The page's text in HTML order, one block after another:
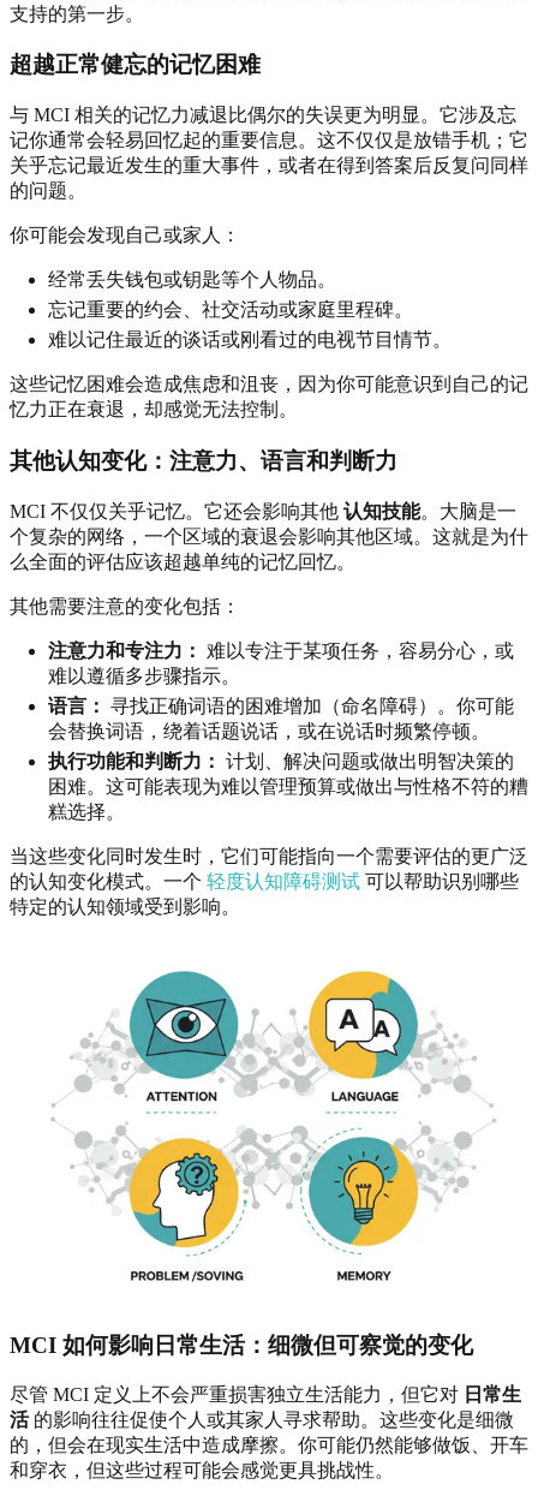
支持的第一步。
超越正常健忘的记忆困难
与 MCI 相关的记忆力减退比偶尔的失误更为明显。它涉及忘
记你通常会轻易回忆起的重要信息。这不仅仅是放错手机；它
关乎忘记最近发生的重大事件，或者在得到答案后反复问同样
的问题。
你可能会发现自己或家人：
经常丢失钱包或钥匙等个人物品。
忘记重要的约会、社交活动或家庭里程碑。
难以记住最近的谈话或刚看过的电视节目情节。
这些记忆困难会造成焦虑和沮丧，因为你可能意识到自己的记
忆力正在衰退，却感觉无法控制。
其他认知变化：注意力、语言和判断力
MCI 不仅仅关乎记忆。它还会影响其他 认知技能。大脑是一
个复杂的网络，一个区域的衰退会影响其他区域。这就是为什
么全面的评估应该超越单纯的记忆回忆。
其他需要注意的变化包括：
注意力和专注力： 难以专注于某项任务，容易分心，或
难以遵循多步骤指示。
语言： 寻找正确词语的困难增加（命名障碍）。你可能
会替换词语，绕着话题说话，或在说话时频繁停顿。
执行功能和判断力： 计划、解决问题或做出明智决策的
困难。这可能表现为难以管理预算或做出与性格不符的糟
糕选择。
当这些变化同时发生时，它们可能指向一个需要评估的更广泛
的认知变化模式。一个 轻度认知障碍测试 可以帮助识别哪些
特定的认知领域受到影响。
MCI 如何影响日常生活：细微但可察觉的变化
尽管 MCI 定义上不会严重损害独立生活能力，但它对 日常生
活的影响往往促使个人或其家人寻求帮助。这些变化是细微
的，但会在现实生活中造成摩擦。你可能仍然能够做饭、开车
和穿衣，但这些过程可能会感觉更具挑战性。